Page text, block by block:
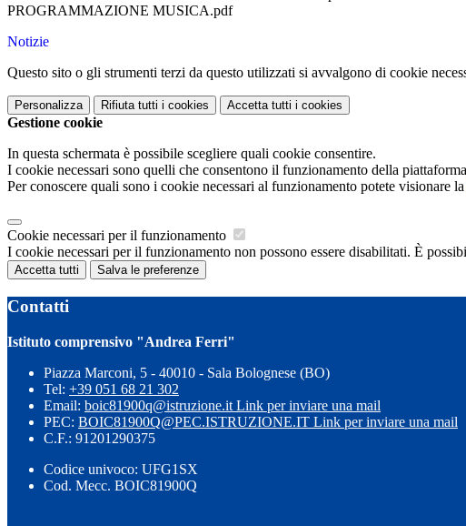
PROGRAMMAZIONE MUSICA.pdf
Notizie
Questo sito o gli strumenti terzi da questo utilizzati si avvalgono di cookie
Personalizza Rifiuta tutti i cookies Accetta tutti i cookies
Gestione cookie
In questa schermata è possibile scegliere quali cookie consentire.
I cookie necessari sono quelli che consentono il funzionamento della
Per conoscere quali sono i cookie necessari al funzionamento potete visionare la
Cookie necessari per il funzionamento
I cookie necessari per il funzionamento non possono essere disabilitati. È
Accetta tutti Salva le preferenze
Contatti
Istituto comprensivo "Andrea Ferri"
Piazza Marconi, 5 - 40010 - Sala Bolognese (BO)
Tel: +39 051 68 21 302
Email: boic81900q@istruzione.it Link per inviare una mail
PEC: BOIC81900Q@PEC.ISTRUZIONE.IT Link per inviare una mail
C.F.: 91201290375
Codice univoco: UFG1SX
Cod. Mecc. BOIC81900Q